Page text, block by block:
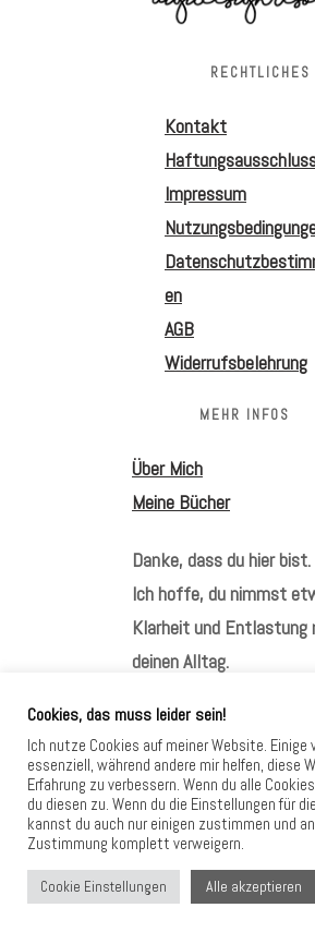
RECHTLICHES
Kontakt
Impressum
en
AGB
Widerrufsbelehrung
MEHR INFOS
Über Mich
Meine Bücher
Danke, dass du hier bist.
Ich hoffe, du nimmst
Klarheit und Entlastung
deinen Alltag.
HIER FINDEST DU MICH
Cookies, das muss leider sein!
Ich nutze Cookies auf meiner Website. Einige
essenziell, während andere mir helfen, diese
Erfahrung zu verbessern. Wenn du alle
du diesen zu. Wenn du die Einstellungen für
kannst du auch nur einigen zustimmen und
Zustimmung komplett verweigern.
Cookie Einstellungen Alle akzeptieren